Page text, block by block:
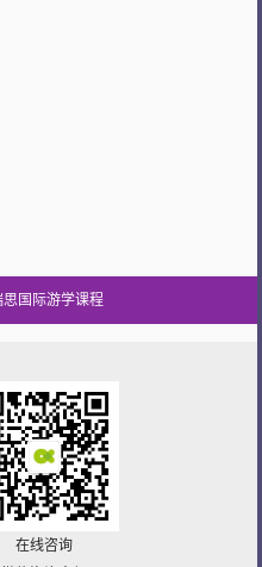
思国际游学课程
在线咨询